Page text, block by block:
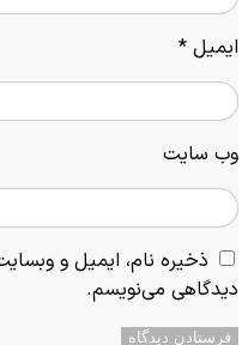
ایمیل *
وب‌ سایت
ذخیره نام، ایمیل و
دیدگاهی می‌نویسم.